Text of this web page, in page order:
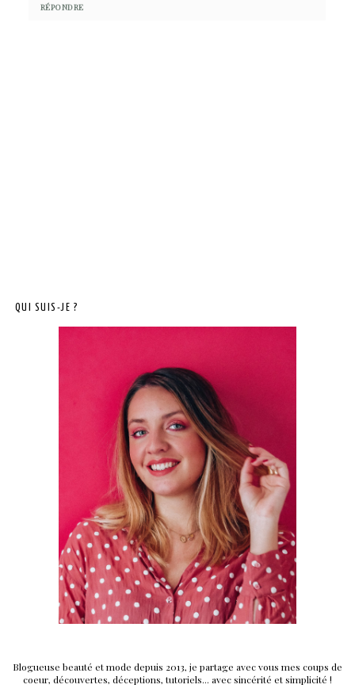
RÉPONDRE
QUI SUIS-JE ?
Blogueuse beauté et mode depuis 2013, je partage avec vous mes coups de
coeur, découvertes, déceptions, tutoriels... avec sincérité et simplicité !